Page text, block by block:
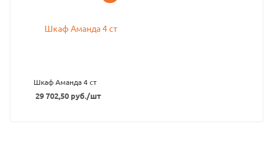
Шкаф Аманда 4 ст
29 702,50руб./шт